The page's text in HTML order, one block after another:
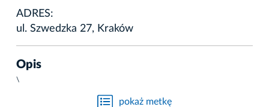
ADRES:
ul. Szwedzka 27, Kraków
Opis
\
pokaż metkę